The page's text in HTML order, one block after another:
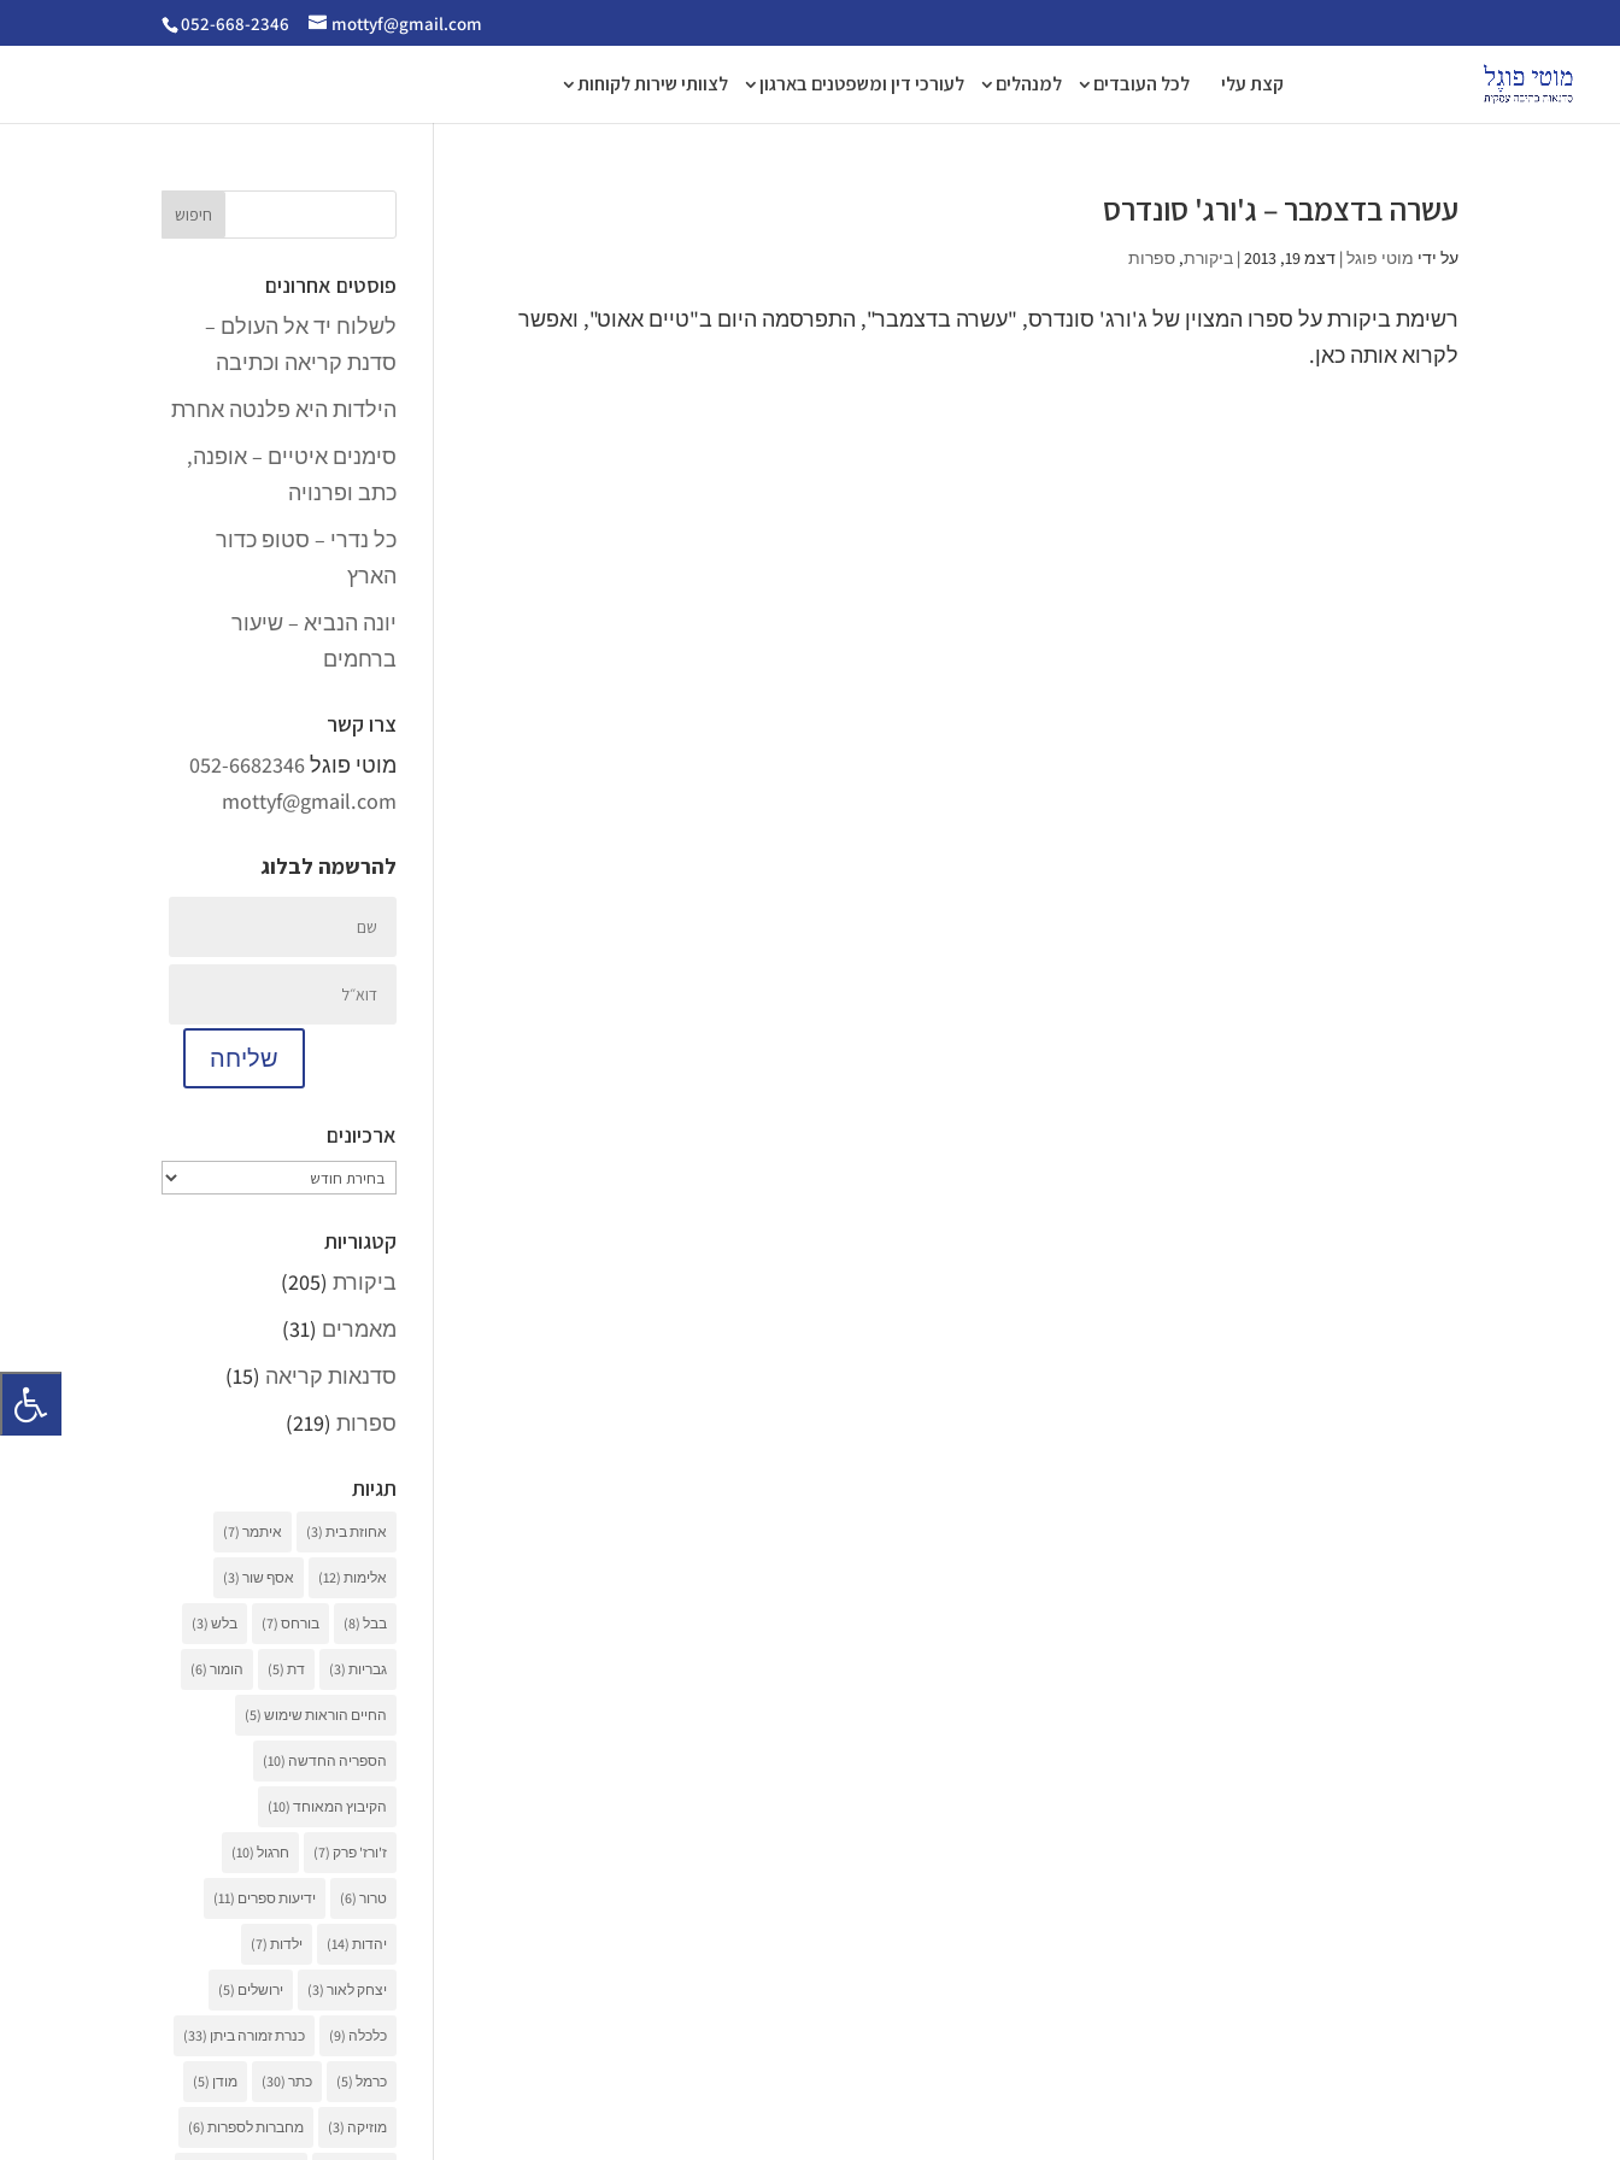
052-668-2346 mottyf@gmail.com
קצת עלי לכל העובדים למנהלים לעורכי דין ומשפטנים בארגון לצוותי שירות לקוחות
עשרה בדצמבר – ג'ורג' סונדרס
על ידי מוטי פוגל|דצמ 19, 2013 |ביקורת,ספרות
רשימת ביקורת על ספרו המצוין של ג'ורג' סונדרס, "עשרה בדצמבר", התפרסמה היום ב"טיים אאוט", ואפשר
לקרוא אותה כאן.
פוסטים אחרונים
לשלוח יד אל העולם –
סדנת קריאה וכתיבה
הילדות היא פלנטה אחרת
סימנים איטיים – אופנה,
כתב ופרנויה
כל נדרי – סטופ כדור
הארץ
יונה הנביא – שיעור
ברחמים
צרו קשר
מוטי פוגל052-6682346
mottyf@gmail.com
להרשמה לבלוג
שליחה
ארכיונים
ארכיונים
קטגוריות
ביקורת (205)
מאמרים (31)
סדנאות קריאה (15)
ספרות (219)
תגיות
אחוזת בית (3) איתמר (7)
אלימות (12) אסף שור (3)
בבל (8) בורחס (7) בלש (3)
גבריות (3) דת (5) הומור (6)
החיים הוראות שימוש (5)
הספריה החדשה (10)
הקיבוץ המאוחד (10)
ז'ורז' פרק (7) חרגול (10)
טרור (6) ידיעות ספרים (11)
יהדות (14) ילדות (7)
יצחק לאור (3) ירושלים (5)
כלכלה (9) כנרת זמורה ביתן (33)
כרמל (5) כתר (30) מודן (5)
מוזיקה (3) מחברות לספרות (6)